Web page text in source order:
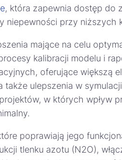
, która zapewnia dostęp do
niepewności przy niższych
mające na celu
kalibracji modelu i
oferujące większą
także ulepszenia w
w których wpływ
poprawiają jego
tlenku azotu (N2O),